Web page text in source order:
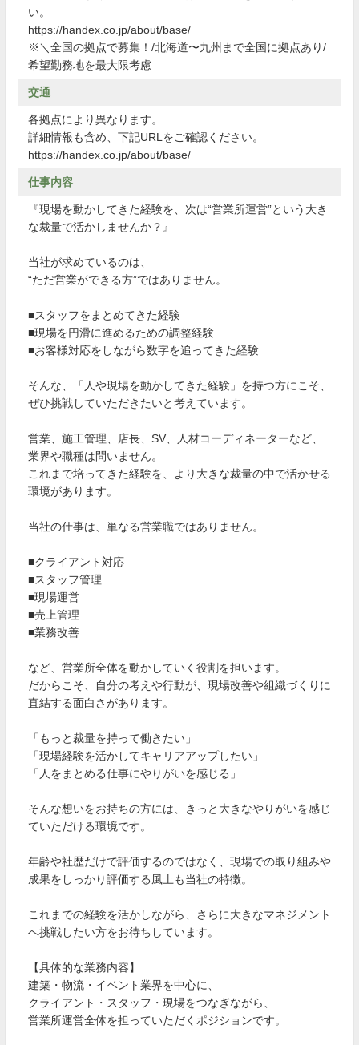
い。
https://handex.co.jp/about/base/
※＼全国の拠点で募集！/北海道〜九州まで全国に拠点あり/
希望勤務地を最大限考慮
交通
各拠点により異なります。
詳細情報も含め、下記URLをご確認ください。
https://handex.co.jp/about/base/
仕事内容
『現場を動かしてきた経験を、次は“営業所運営”という大き
な裁量で活かしませんか？』
当社が求めているのは、
“ただ営業ができる方”ではありません。
■スタッフをまとめてきた経験
■現場を円滑に進めるための調整経験
■お客様対応をしながら数字を追ってきた経験
そんな、「人や現場を動かしてきた経験」を持つ方にこそ、
ぜひ挑戦していただきたいと考えています。
営業、施工管理、店長、SV、人材コーディネーターなど、
業界や職種は問いません。
これまで培ってきた経験を、より大きな裁量の中で活かせる
環境があります。
当社の仕事は、単なる営業職ではありません。
■クライアント対応
■スタッフ管理
■現場運営
■売上管理
■業務改善
など、営業所全体を動かしていく役割を担います。
だからこそ、自分の考えや行動が、現場改善や組織づくりに
直結する面白さがあります。
「もっと裁量を持って働きたい」
「現場経験を活かしてキャリアアップしたい」
「人をまとめる仕事にやりがいを感じる」
そんな想いをお持ちの方には、きっと大きなやりがいを感じ
ていただける環境です。
年齢や社歴だけで評価するのではなく、現場での取り組みや
成果をしっかり評価する風土も当社の特徴。
これまでの経験を活かしながら、さらに大きなマネジメント
へ挑戦したい方をお待ちしています。
【具体的な業務内容】
建築・物流・イベント業界を中心に、
クライアント・スタッフ・現場をつなぎながら、
営業所運営全体を担っていただくポジションです。